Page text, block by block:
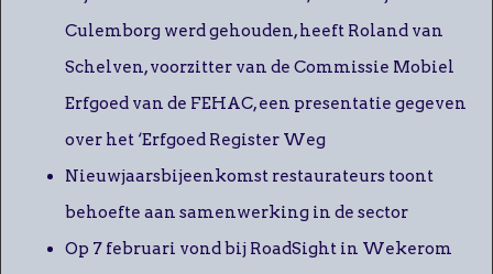
Culemborg werd gehouden, heeft Roland van
Schelven, voorzitter van de Commissie Mobiel
Erfgoed van de FEHAC, een presentatie gegeven
over het ‘Erfgoed Register Weg
Nieuwjaarsbijeenkomst restaurateurs toont
behoefte aan samenwerking in de sector
Op 7 februari vond bij RoadSight in Wekerom